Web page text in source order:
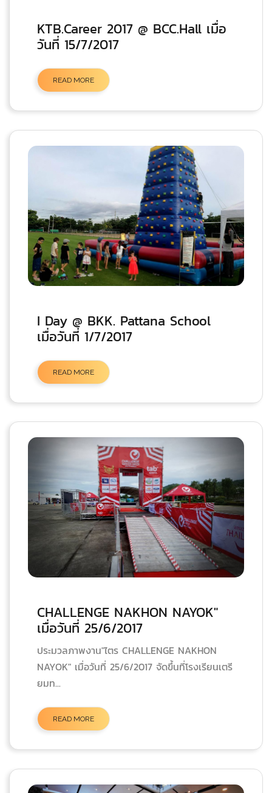
KTB.Career 2017 @ BCC.Hall เมื่อ
วันที่ 15/7/2017
READ MORE
I Day @ BKK. Pattana School
เมื่อวันที่ 1/7/2017
READ MORE
CHALLENGE NAKHON NAYOK"
เมื่อวันที่ 25/6/2017
ประมวลภาพงาน"ไตร CHALLENGE NAKHON
NAYOK" เมื่อวันที่ 25/6/2017 จัดขึ้นที่โรงเรียนเตรี
ยมท...
READ MORE